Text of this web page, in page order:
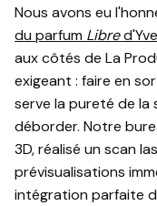
Nous avons eu
du parfum Libre
aux côtés de La
exigeant : faire en
serve la pureté de la
déborder. Notre
3D, réalisé un scan
prévisualisations
intégration parfaite